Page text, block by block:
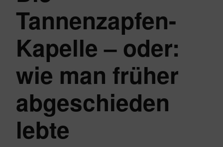
Tannenzapfen-
Kapelle – oder:
wie man früher
abgeschieden
lebte